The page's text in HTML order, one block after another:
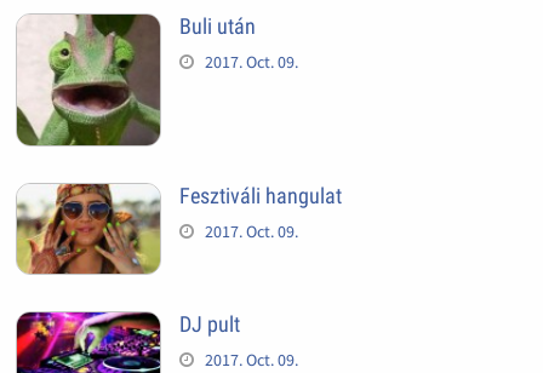
Buli után
2017. Oct. 09.
Fesztiváli hangulat
2017. Oct. 09.
DJ pult
2017. Oct. 09.